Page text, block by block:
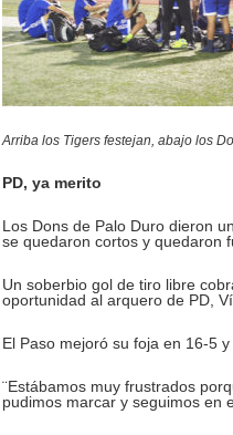
Arriba los Tigers festejan, abajo los
PD, ya merito
Los Dons de Palo Duro dieron
se quedaron cortos y quedaron
Un soberbio gol de tiro libre
oportunidad al arquero de PD,
El Paso mejoró su foja en 16-5
¨Estábamos muy frustrados
pudimos marcar y seguimos en